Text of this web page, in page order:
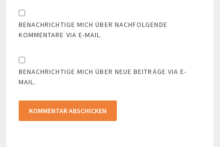
BENACHRICHTIGE MICH ÜBER NACHFOLGENDE
KOMMENTARE VIA E-MAIL.
BENACHRICHTIGE MICH ÜBER NEUE BEITRÄGE VIA E-
MAIL.